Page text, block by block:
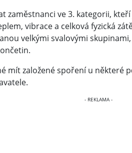
zaměstnanci ve 3. kategorii,
vibrace a celková fyzická
velkými svalovými
mít založené spoření u některé